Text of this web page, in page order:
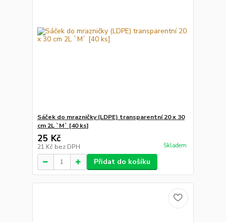
Sáček do mrazničky (LDPE) transparentní 20 x 30
cm 2L `M` [40 ks]
25 Kč
21 Kč bez DPH Skladem
Přidat do košíku